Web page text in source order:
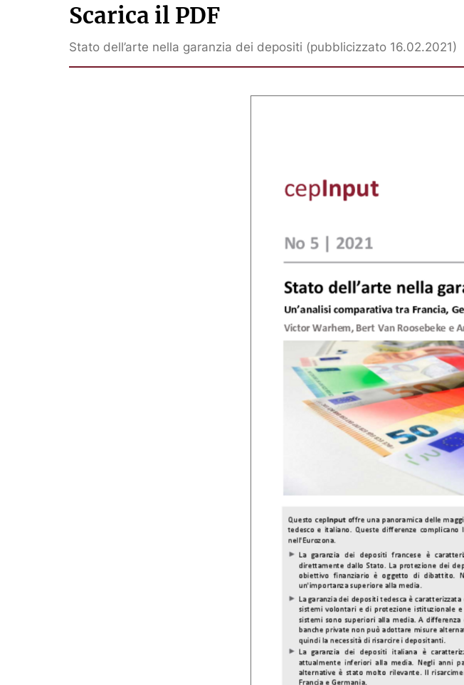
Scarica il PDF
Stato dell’arte nella garanzia dei depositi (pubblicizzato 16.02.2021)